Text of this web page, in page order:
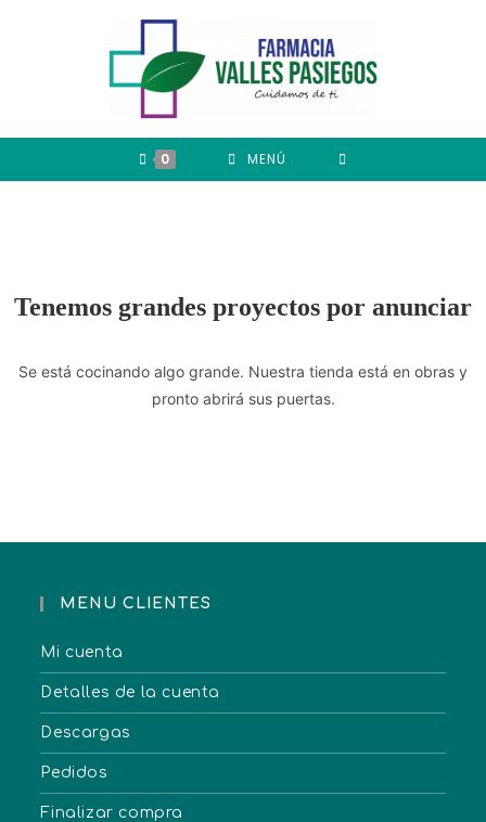
0 MENÚ
Tenemos grandes proyectos por anunciar
Se está cocinando algo grande. Nuestra tienda está en obras y
pronto abrirá sus puertas.
MENU CLIENTES
Mi cuenta
Detalles de la cuenta
Descargas
Pedidos
Finalizar compra